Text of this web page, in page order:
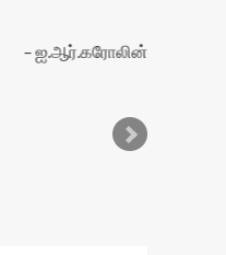
ஐ.ஆர்.கரோலின்